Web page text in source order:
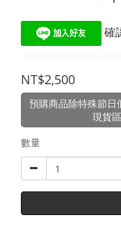
確
NT$2,500
預購商品除特殊節日
現貨
數量